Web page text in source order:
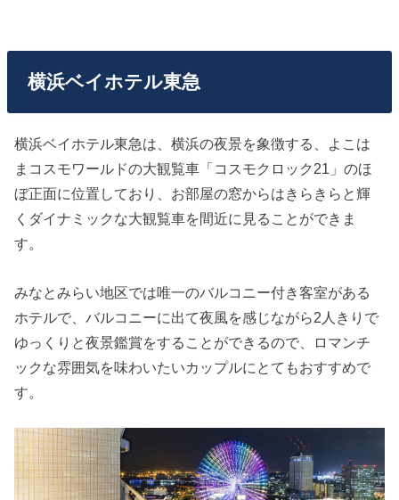
横浜ベイホテル東急
横浜ベイホテル東急は、横浜の夜景を象徴する、よこは
まコスモワールドの大観覧車「コスモクロック21」のほ
ぼ正面に位置しており、お部屋の窓からはきらきらと輝
くダイナミックな大観覧車を間近に見ることができま
す。
みなとみらい地区では唯一のバルコニー付き客室がある
ホテルで、バルコニーに出て夜風を感じながら2人きりで
ゆっくりと夜景鑑賞をすることができるので、ロマンチ
ックな雰囲気を味わいたいカップルにとてもおすすめで
す。